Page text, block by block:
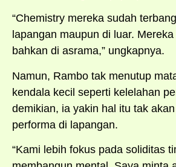
“Chemistry mereka sudah
lapangan maupun di luar.
bahkan di asrama,” ungkapnya.
Namun, Rambo tak menutup
kendala kecil seperti kelelahan
demikian, ia yakin hal itu tak
performa di lapangan.
“Kami lebih fokus pada soliditas